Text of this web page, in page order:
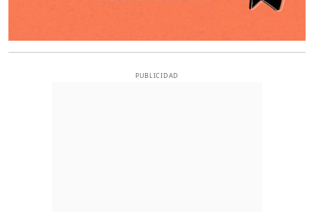
PUBLICIDAD